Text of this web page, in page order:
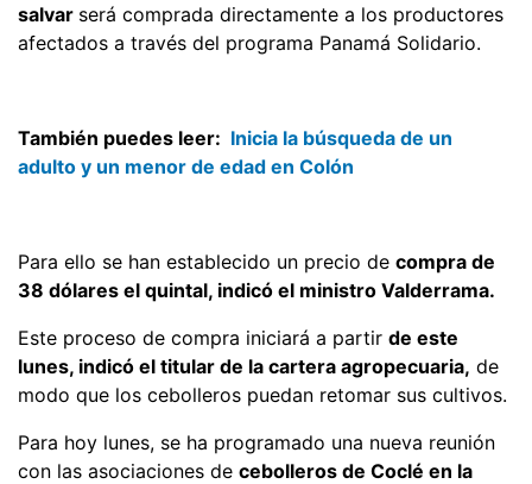
salvar será comprada directamente a los productores
afectados a través del programa Panamá Solidario.
También puedes leer: Inicia la búsqueda de un
adulto y un menor de edad en Colón
Para ello se han establecido un precio de compra de
38 dólares el quintal, indicó el ministro Valderrama.
Este proceso de compra iniciará a partir de este
lunes, indicó el titular de la cartera agropecuaria, de
modo que los cebolleros puedan retomar sus cultivos.
Para hoy lunes, se ha programado una nueva reunión
con las asociaciones de cebolleros de Coclé en la